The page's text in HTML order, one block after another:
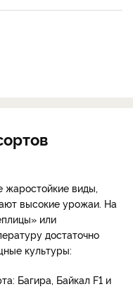
виды,
высокие урожаи. На
или
достаточно
культуры:
Багира, Байкал F1 и